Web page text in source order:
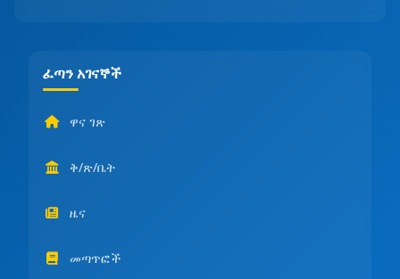
ፈጣን አገናኞች
ዋና ገጽ
ቅ/ጽ/ቤት
ዜና
መጣጥፎች